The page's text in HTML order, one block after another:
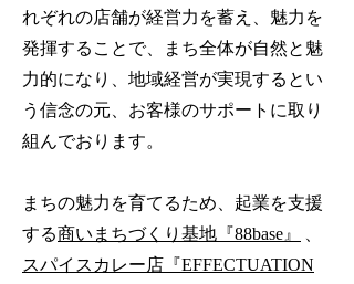
れぞれの店舗が経営力を蓄え、魅力を
発揮することで、まち全体が自然と魅
力的になり、地域経営が実現するとい
う信念の元、 ​お客様のサポートに取り
組んでおります。
まちの魅力を育てるため、起業を支援
する商いまちづくり基地『88base』
、
スパイスカレー店『EFFECTUATION